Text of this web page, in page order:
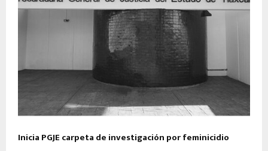
Inicia PGJE carpeta de investigación por feminicidio